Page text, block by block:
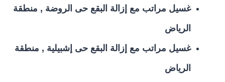
غسيل مراتب مع إزالة البقع حى الروضة , منطقة
الرياض
غسيل مراتب مع إزالة البقع حى إشبيلية , منطقة
الرياض